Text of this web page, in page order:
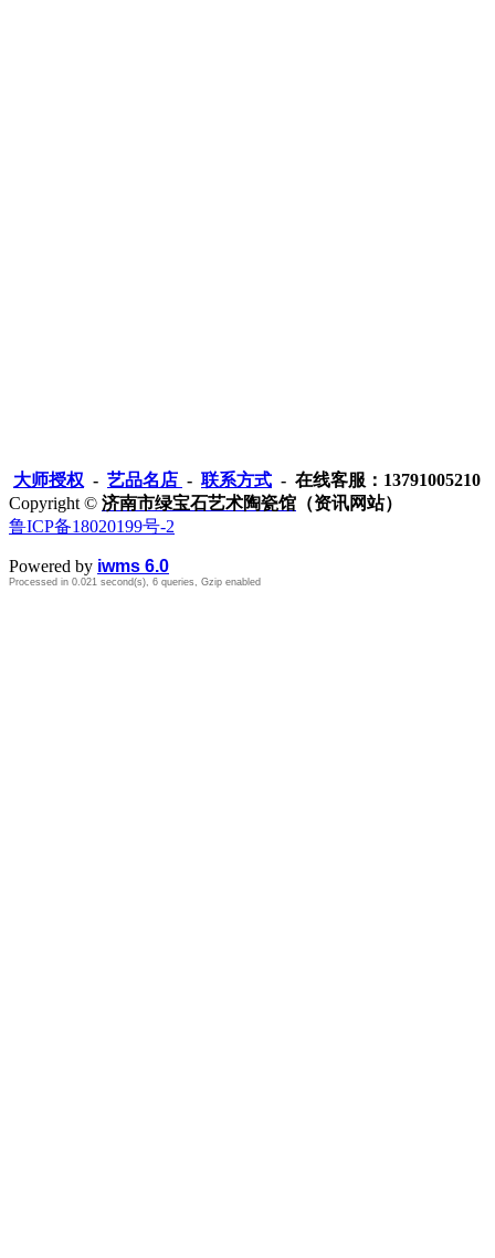
大师授权 - 艺品名店 - 联系方式 - 在线客服：13791005210
Copyright © 济南市绿宝石艺术陶瓷馆 （资讯网站）
鲁ICP备18020199号-2
Powered by iwms 6.0
Processed in 0.021 second(s), 6 queries, Gzip enabled